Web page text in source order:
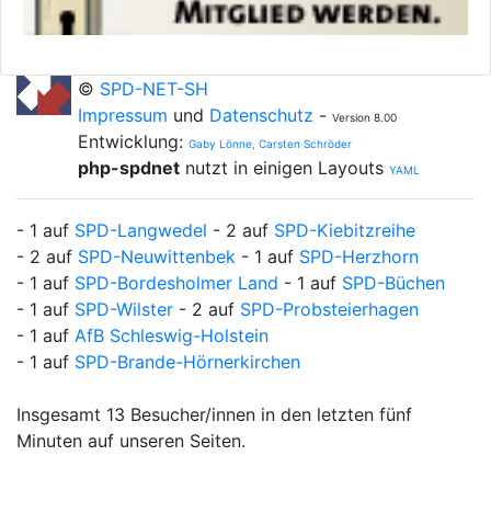
© SPD-NET-SH
Impressum und Datenschutz - Version 8.00
Entwicklung: Gaby Lönne, Carsten Schröder
php-spdnet nutzt in einigen Layouts YAML
- 1 auf SPD-Langwedel - 2 auf SPD-Kiebitzreihe
- 2 auf SPD-Neuwittenbek - 1 auf SPD-Herzhorn
- 1 auf SPD-Bordesholmer Land - 1 auf SPD-Büchen
- 1 auf SPD-Wilster - 2 auf SPD-Probsteierhagen
- 1 auf AfB Schleswig-Holstein
- 1 auf SPD-Brande-Hörnerkirchen
Insgesamt 13 Besucher/innen in den letzten fünf
Minuten auf unseren Seiten.